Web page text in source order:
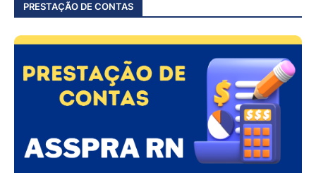
PRESTAÇÃO DE CONTAS